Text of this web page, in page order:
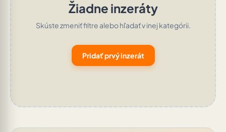
Žiadne inzeráty
Skúste zmeniť filtre alebo hľadať v inej kategórii.
Pridať prvý inzerát